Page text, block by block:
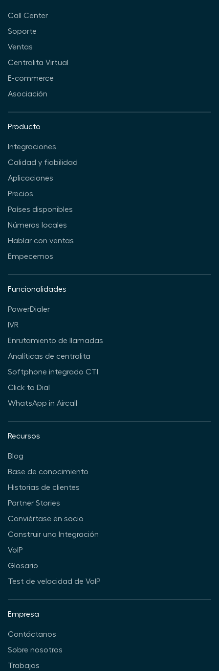
Call Center
Soporte
Ventas
Centralita Virtual
E-commerce
Asociación
Producto
Integraciones
Calidad y fiabilidad
Aplicaciones
Precios
Países disponibles
Números locales
Hablar con ventas
Empecemos
Funcionalidades
PowerDialer
IVR
Enrutamiento de llamadas
Analíticas de centralita
Softphone integrado CTI
Click to Dial
WhatsApp in Aircall
Recursos
Blog
Base de conocimiento
Historias de clientes
Partner Stories
Conviértase en socio
Construir una Integración
VoIP
Glosario
Test de velocidad de VoIP
Empresa
Contáctanos
Sobre nosotros
Trabajos